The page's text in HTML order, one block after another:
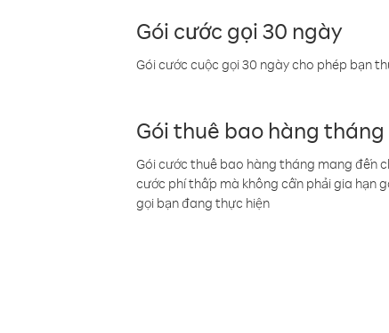
Gói cước gọi 30 ngày
Gói cước cuộc gọi 30 ngày cho phép bạn
Gói thuê bao hàng tháng
Gói cước thuê bao hàng tháng mang đến
cước phí thấp mà không cần phải gia hạn
gọi bạn đang thực hiện